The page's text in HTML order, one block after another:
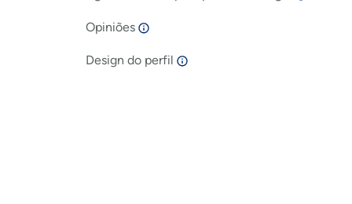
Opiniões
Design do perfil